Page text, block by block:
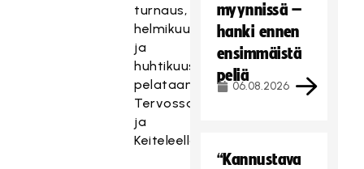
turnaus,
helmikuussa
ja
huhtikuussa
pelataan
Tervossa
ja
Keiteleellä.
myynnissä –
hanki ennen
ensimmäistä
peliä
06.08.2026
“Kannustava